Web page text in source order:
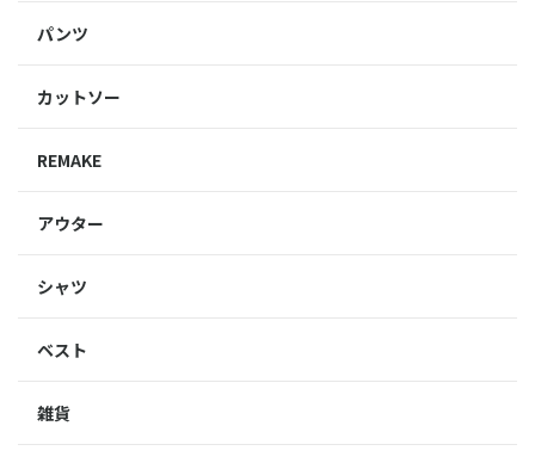
パンツ
カットソー
REMAKE
アウター
シャツ
ベスト
雑貨